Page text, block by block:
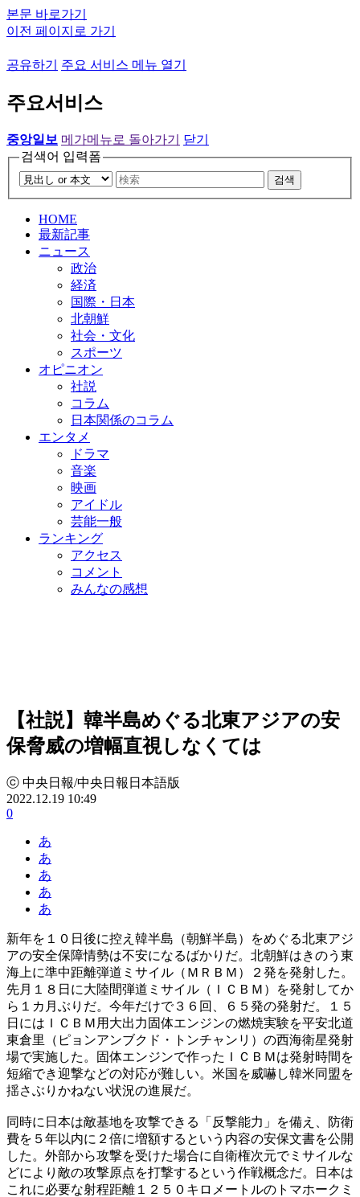
본문 바로가기
이전 페이지로 가기
공유하기 주요 서비스 메뉴 열기
주요서비스
중앙일보 메가메뉴로 돌아가기
닫기
검색어 입력폼
검색
HOME
最新記事
ニュース
政治
経済
国際・日本
北朝鮮
社会・文化
スポーツ
オピニオン
社説
コラム
日本関係のコラム
エンタメ
ドラマ
音楽
映画
アイドル
芸能一般
ランキング
アクセス
コメント
みんなの感想
【社説】韓半島めぐる北東アジアの安
保脅威の増幅直視しなくては
ⓒ 中央日報/中央日報日本語版
2022.12.19 10:49
0
あ
あ
あ
あ
あ
新年を１０日後に控え韓半島（朝鮮半島）をめぐる北東アジ
アの安全保障情勢は不安になるばかりだ。北朝鮮はきのう東
海上に準中距離弾道ミサイル（ＭＲＢＭ）２発を発射した。
先月１８日に大陸間弾道ミサイル（ＩＣＢＭ）を発射してか
ら１カ月ぶりだ。今年だけで３６回、６５発の発射だ。１５
日にはＩＣＢＭ用大出力固体エンジンの燃焼実験を平安北道
東倉里（ピョンアンブクド・トンチャンリ）の西海衛星発射
場で実施した。固体エンジンで作ったＩＣＢＭは発射時間を
短縮でき迎撃などの対応が難しい。米国を威嚇し韓米同盟を
揺さぶりかねない状況の進展だ。
同時に日本は敵基地を攻撃できる「反撃能力」を備え、防衛
費を５年以内に２倍に増額するという内容の安保文書を公開
した。外部から攻撃を受けた場合に自衛権次元でミサイルな
どにより敵の攻撃原点を打撃するという作戦概念だ。日本は
これに必要な射程距離１２５０キロメートルのトマホークミ